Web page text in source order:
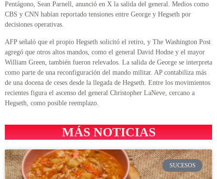
Pentágono, Sean Parnell, anunció en X la salida del general. Medios como
CBS y CNN habían reportado tensiones entre George y Hegseth por
decisiones operativas.
AFP señaló que el propio Hegseth solicitó el retiro, y The Washington Post
agregó que otros altos mandos, como el general David Hodne y el mayor
William Green, también fueron relevados. La salida de George se interpreta
como parte de una reconfiguración del mando militar. AP contabiliza más
de una docena de ceses desde la llegada de Hegseth. Entre los movimientos
recientes figura el ascenso del general Christopher LaNeve, cercano a
Hegseth, como posible reemplazo.
MÁS NOTICIAS
SUCESOS